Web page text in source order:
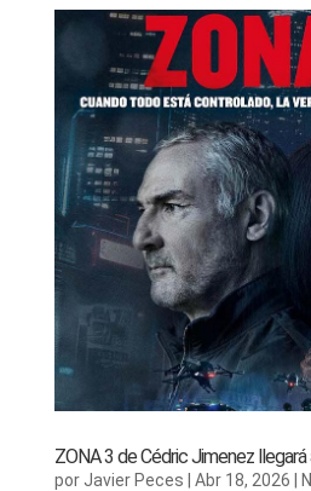
ZONA 3 de Cédric Jimenez
por Javier Peces Abr 18, 2026